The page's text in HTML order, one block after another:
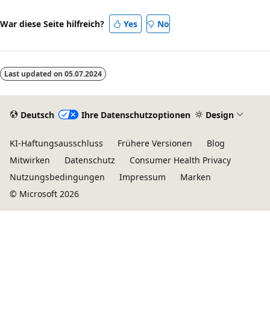
War diese Seite hilfreich? Yes No
Last updated on 05.07.2024
Deutsch Ihre Datenschutzoptionen Design
KI-Haftungsausschluss Frühere Versionen
Blog
Mitwirken
Datenschutz
Consumer Health Privacy
Nutzungsbedingungen
Impressum
Marken
© Microsoft 2026